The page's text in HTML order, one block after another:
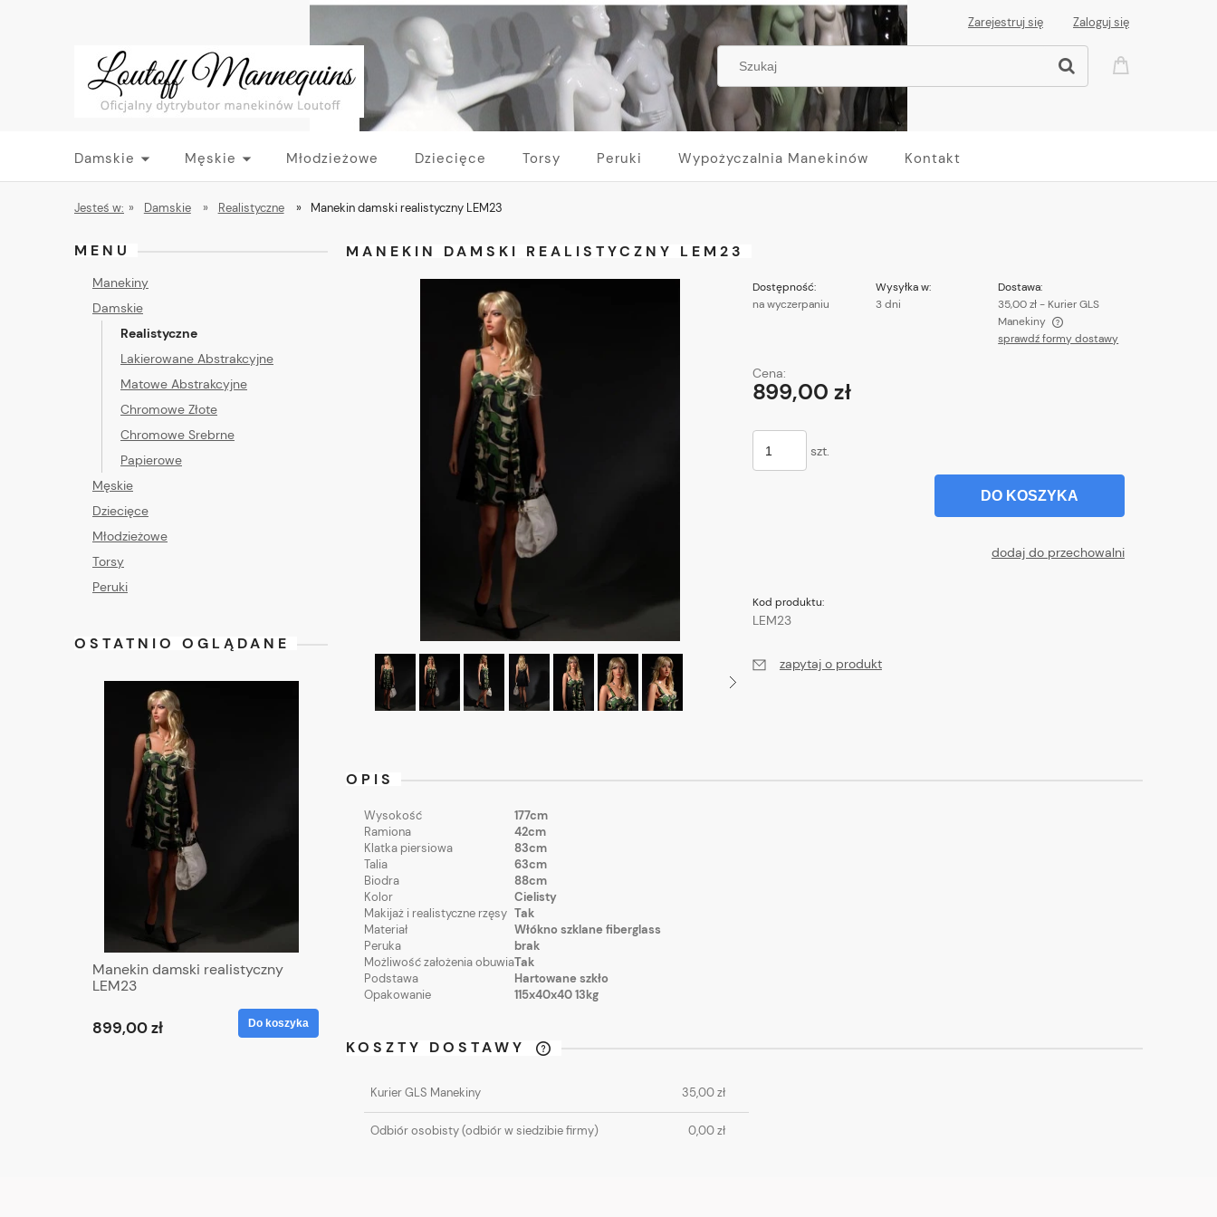
Zarejestruj się Zaloguj się
Damskie Męskie Młodzieżowe Dziecięce Torsy Peruki Wypożyczalnia Manekinów Kontakt
Jesteś w: » Damskie » Realistyczne » Manekin damski realistyczny LEM23
MENU
Manekiny
Damskie
Realistyczne
Lakierowane Abstrakcyjne
Matowe Abstrakcyjne
Chromowe Złote
Chromowe Srebrne
Papierowe
Męskie
Dziecięce
Młodzieżowe
Torsy
Peruki
OSTATNIO OGLĄDANE
Manekin damski realistyczny
LEM23
899,00 zł Do koszyka
MANEKIN DAMSKI REALISTYCZNY LEM23
Dostępność:
na wyczerpaniu
Wysyłka w:
3 dni
Dostawa:
35,00 zł - Kurier GLS
Manekiny
sprawdź formy dostawy
Cena:
899,00 zł
szt.
DO KOSZYKA
dodaj do przechowalni
Kod produktu:
LEM23
zapytaj o produkt
OPIS
Wysokość
177cm
Ramiona
42cm
Klatka piersiowa
83cm
Talia
63cm
Biodra
88cm
Kolor
Cielisty
Makijaż i realistyczne rzęsy Tak
Materiał
Włókno szklane fiberglass
Peruka
brak
Możliwość założenia obuwiaTak
Podstawa
Hartowane szkło
Opakowanie
115x40x40 13kg
KOSZTY DOSTAWY
CENA NIE ZAWIERA
PŁATNOŚCI
Kurier GLS Manekiny 35,00 zł
Odbiór osobisty(odbiór w siedzibie firmy) 0,00 zł